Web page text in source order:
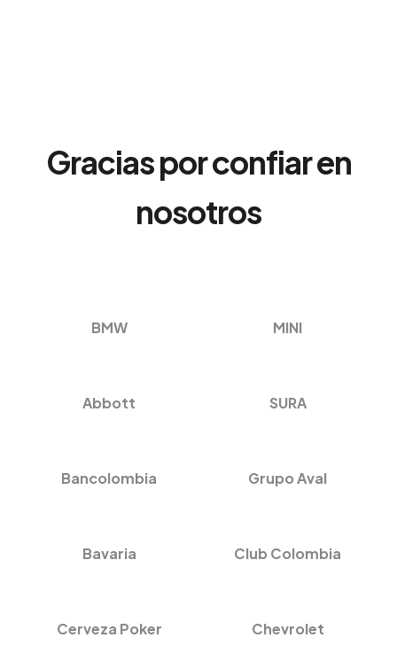
Gracias por confiar en
nosotros
BMW MINI
Abbott SURA
Bancolombia Grupo Aval
Bavaria Club Colombia
Cerveza Poker Chevrolet